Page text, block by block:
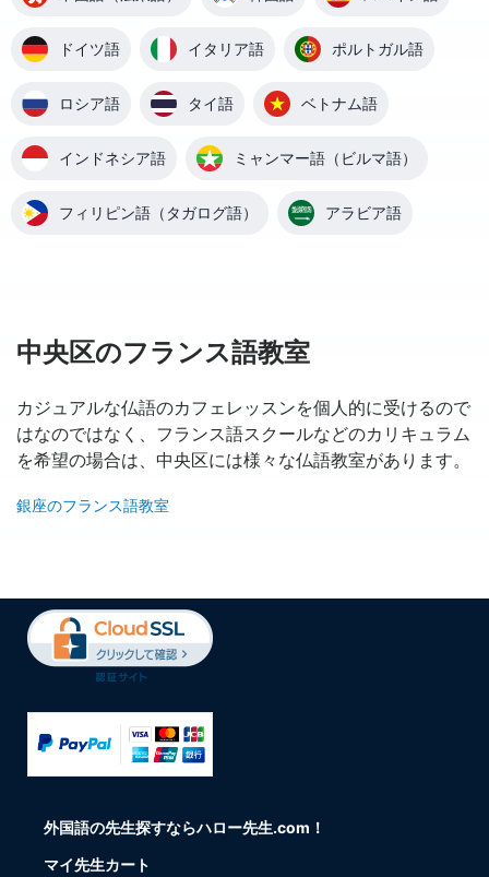
ドイツ語 イタリア語 ポルトガル語
ロシア語 タイ語 ベトナム語
インドネシア語 ミャンマー語（ビルマ語）
フィリピン語（タガログ語） アラビア語
中央区のフランス語教室
カジュアルな仏語のカフェレッスンを個人的に受けるので
はなのではなく、フランス語スクールなどのカリキュラム
を希望の場合は、中央区には様々な仏語教室があります。
銀座のフランス語教室
外国語の先生探すならハロー先生.com！
マイ先生カート